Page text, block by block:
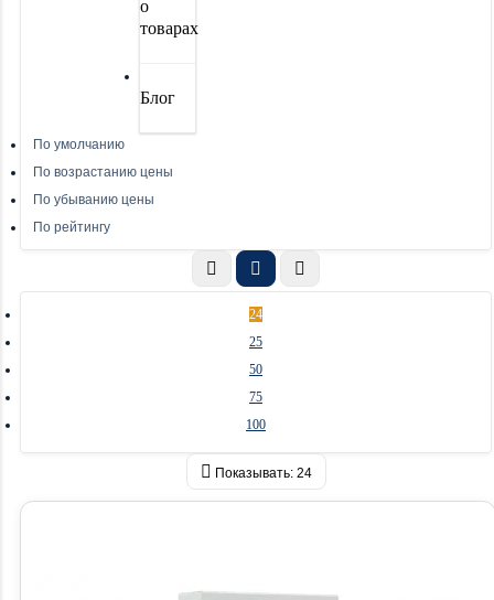
о
товарах
Блог
По умолчанию
По возрастанию цены
По убыванию цены
По рейтингу
24
25
50
75
100
Показывать: 24